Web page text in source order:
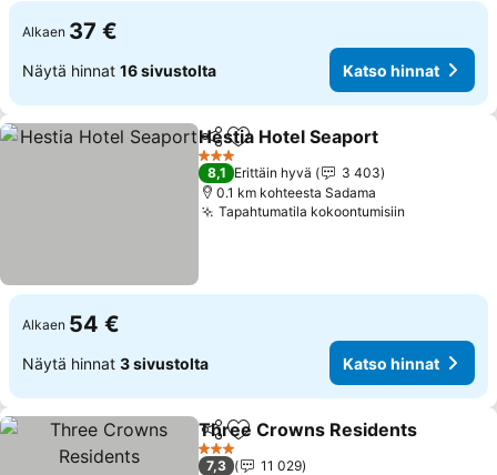
Alkaen 37 €
Näytä hinnat 16 sivustolta Katso hinnat
Jaa Lisää suosikkeihin
Hestia Hotel Seaport
3 Tähtiluokitus
8,1 Erittäin hyvä
3 403
0.1 km kohteesta Sadama
Tapahtumatila kokoontumisiin
Alkaen 54 €
Näytä hinnat 3 sivustolta Katso hinnat
Jaa Lisää suosikkeihin
Three Crowns Residents
3 Tähtiluokitus
7,3
11 029